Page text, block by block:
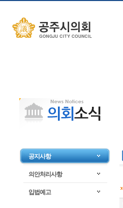
좌측메뉴 건너뛰기
공지사항
의안처리사항
입법예고